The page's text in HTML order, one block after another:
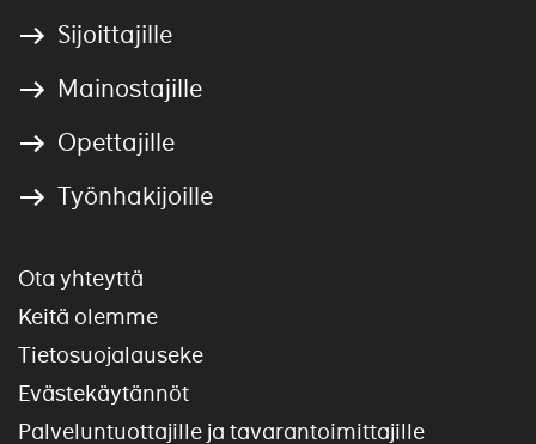
Sijoittajille
Mainostajille
Opettajille
Työnhakijoille
Ota yhteyttä
Keitä olemme
Tietosuojalauseke
Evästekäytännöt
Palveluntuottajille ja tavarantoimittajille